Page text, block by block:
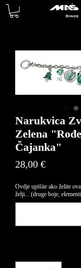
Narukvica
Zelena
Čajanka"
28,00 €Price
Ovdje upišite ako želite
želji... (druge boje,